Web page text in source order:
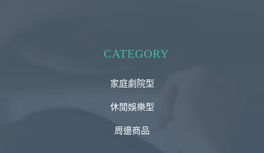
CATEGORY
家庭劇院型
休閒娛樂型
周邊商品